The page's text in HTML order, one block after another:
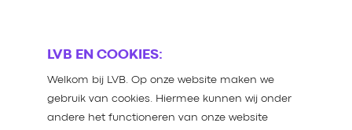
LVB EN COOKIES:
Welkom bij LVB. Op onze website maken we
gebruik van cookies. Hiermee kunnen wij onder
andere het functioneren van onze website